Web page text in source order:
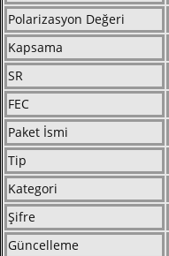
Polarizasyon Değeri
Kapsama
SR
FEC
Paket İsmi
Tip
Kategori
Şifre
Güncelleme